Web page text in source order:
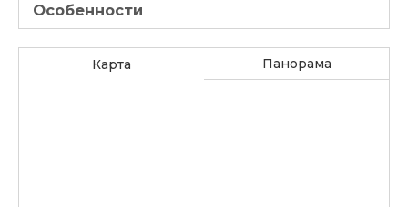
Особенности
Карта Панорама